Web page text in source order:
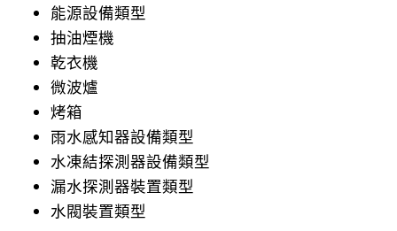
能源設備類型
抽油煙機
乾衣機
微波爐
烤箱
雨水感知器設備類型
水凍結探測器設備類型
漏水探測器裝置類型
水閥裝置類型